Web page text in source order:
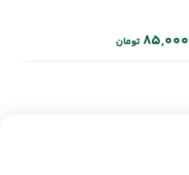
تومان